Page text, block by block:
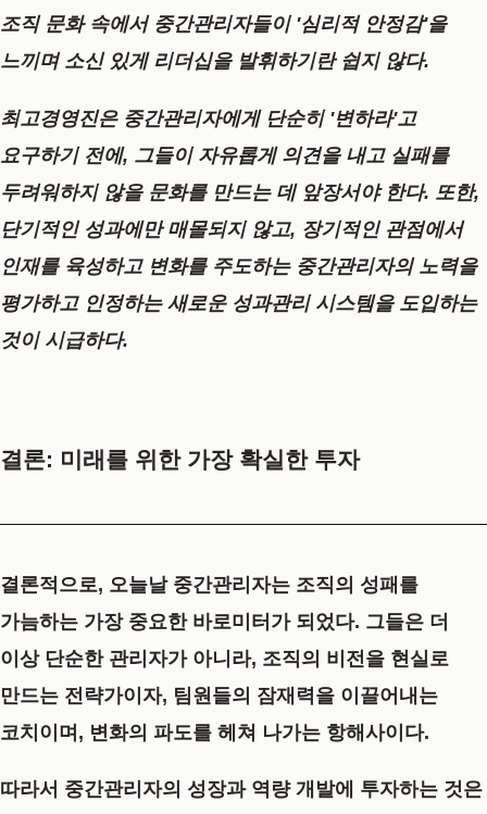
조직 문화 속에서 중간관리자들이 '심리적 안정감'을
느끼며 소신 있게 리더십을 발휘하기란 쉽지 않다.
최고경영진은 중간관리자에게 단순히 '변하라'고
요구하기 전에, 그들이 자유롭게 의견을 내고 실패를
두려워하지 않을 문화를 만드는 데 앞장서야 한다. 또한,
단기적인 성과에만 매몰되지 않고, 장기적인 관점에서
인재를 육성하고 변화를 주도하는 중간관리자의 노력을
평가하고 인정하는 새로운 성과관리 시스템을 도입하는
것이 시급하다.
결론: 미래를 위한 가장 확실한 투자
결론적으로, 오늘날 중간관리자는 조직의 성패를
가늠하는 가장 중요한 바로미터가 되었다. 그들은 더
이상 단순한 관리자가 아니라, 조직의 비전을 현실로
만드는 전략가이자, 팀원들의 잠재력을 이끌어내는
코치이며, 변화의 파도를 헤쳐 나가는 항해사이다.
따라서 중간관리자의 성장과 역량 개발에 투자하는 것은